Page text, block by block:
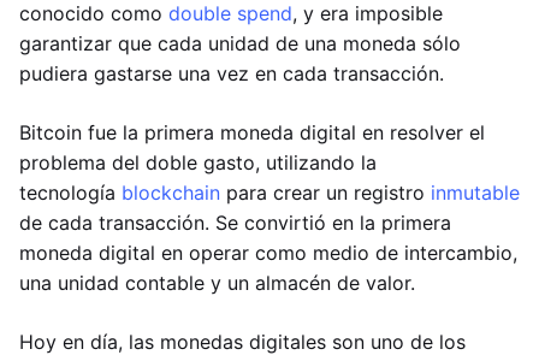
conocido como double spend, y era imposible
garantizar que cada unidad de una moneda sólo
pudiera gastarse una vez en cada transacción.
Bitcoin fue la primera moneda digital en resolver el
problema del doble gasto, utilizando la
tecnología blockchain para crear un registro inmutable
de cada transacción. Se convirtió en la primera
moneda digital en operar como medio de intercambio,
una unidad contable y un almacén de valor.
Hoy en día, las monedas digitales son uno de los